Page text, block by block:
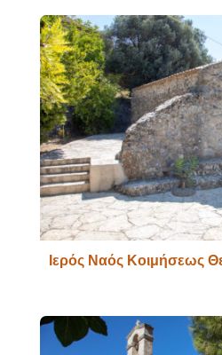
Ιερός Ναός Κοιμήσεως